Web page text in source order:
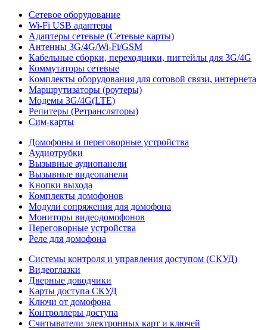
Сетевое оборудование
Wi-Fi USB адаптеры
Адаптеры сетевые (Сетевые карты)
Антенны 3G/4G/Wi-Fi/GSM
Кабельные сборки, переходники, пигтейлы для 3G/4G
Коммутаторы сетевые
Комплекты оборудования для сотовой связи, интернета
Маршрутизаторы (роутеры)
Модемы 3G/4G(LTE)
Репитеры (Ретрансляторы)
Сим-карты
Домофоны и переговорные устройства
Аудиотрубки
Вызывные аудиопанели
Вызывные видеопанели
Кнопки выхода
Комплекты домофонов
Модули сопряжения для домофона
Мониторы видеодомофонов
Переговорные устройства
Реле для домофона
Системы контроля и управления доступом (СКУД)
Видеоглазки
Дверные доводчики
Карты доступа СКУД
Ключи от домофона
Контроллеры доступа
Считыватели электронных карт и ключей